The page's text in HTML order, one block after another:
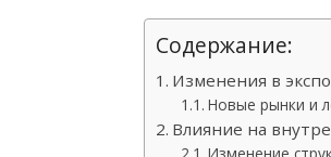
Содержание:
Изменения в
Новые рынки и
Влияние на